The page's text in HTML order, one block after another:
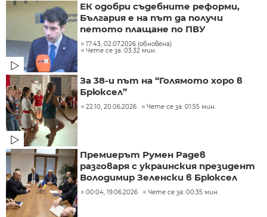
ЕК одобри съдебните реформи,
България е на път да получи
петото плащане по ПВУ
17:43, 02.07.2026 (обновена)
Чете се за: 03:32 мин.
За 38-и път на “Голямото хоро в
Брюксел”
22:10, 20.06.2026 Чете се за: 01:55 мин.
Премиерът Румен Радев
разговаря с украинския президент
Володимир Зеленски в Брюксел
00:04, 19.06.2026 Чете се за: 00:35 мин.